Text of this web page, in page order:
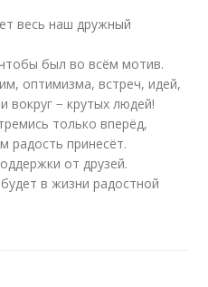
весь наш дружный
был во всём мотив.
оптимизма, встреч, идей,
вокруг − крутых людей!
только вперёд,
радость принесёт.
от друзей.
в жизни радостной